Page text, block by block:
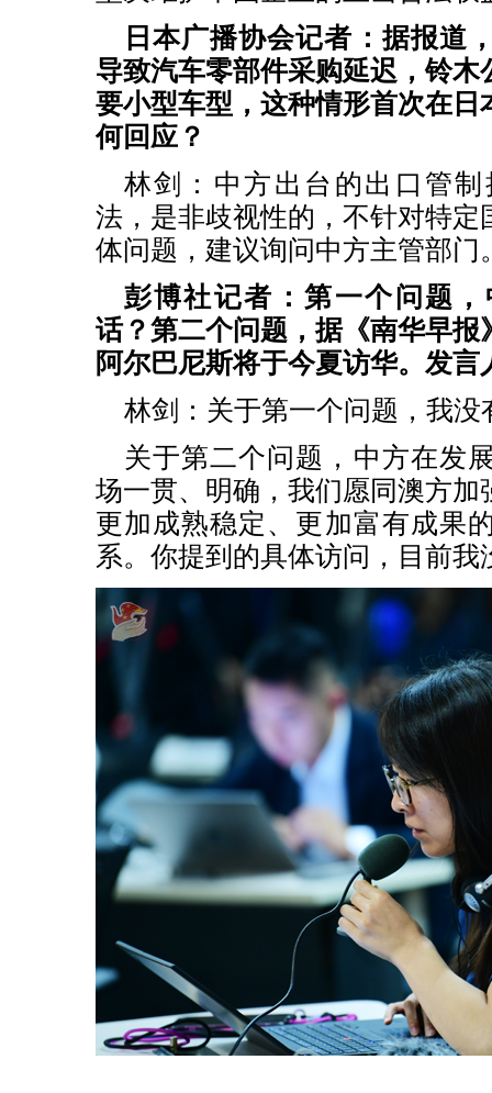
日本广播协会记者：据报道
导致汽车零部件采购延迟，铃木
要小型车型，这种情形首次在日
何回应？
林剑：中方出台的出口管
法，是非歧视性的，不针对特定
体问题，建议询问中方主管部门
彭博社记者：第一个问题
话？第二个问题，据《南华早报
阿尔巴尼斯将于今夏访华。发言
林剑：关于第一个问题，我没
关于第二个问题，中方在发
场一贯、明确，我们愿同澳方加
更加成熟稳定、更加富有成果
系。你提到的具体访问，目前